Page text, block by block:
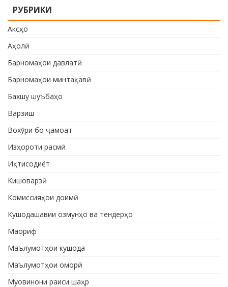
РУБРИКИ
Аксҳо
Аҳолӣ
Барномаҳои давлатӣ
Барномаҳои минтақавӣ
Бахшу шуъбаҳо
Варзиш
Вохӯри бо ҷамоат
Изҳороти расмӣ
Иқтисодиёт
Кишоварзӣ
Комиссияҳои доимӣ
Кушодашавии озмунҳо ва тендерҳо
Маориф
Маълумотҳои кушода
Маълумотҳои оморӣ
Муовинони раиси шаҳр